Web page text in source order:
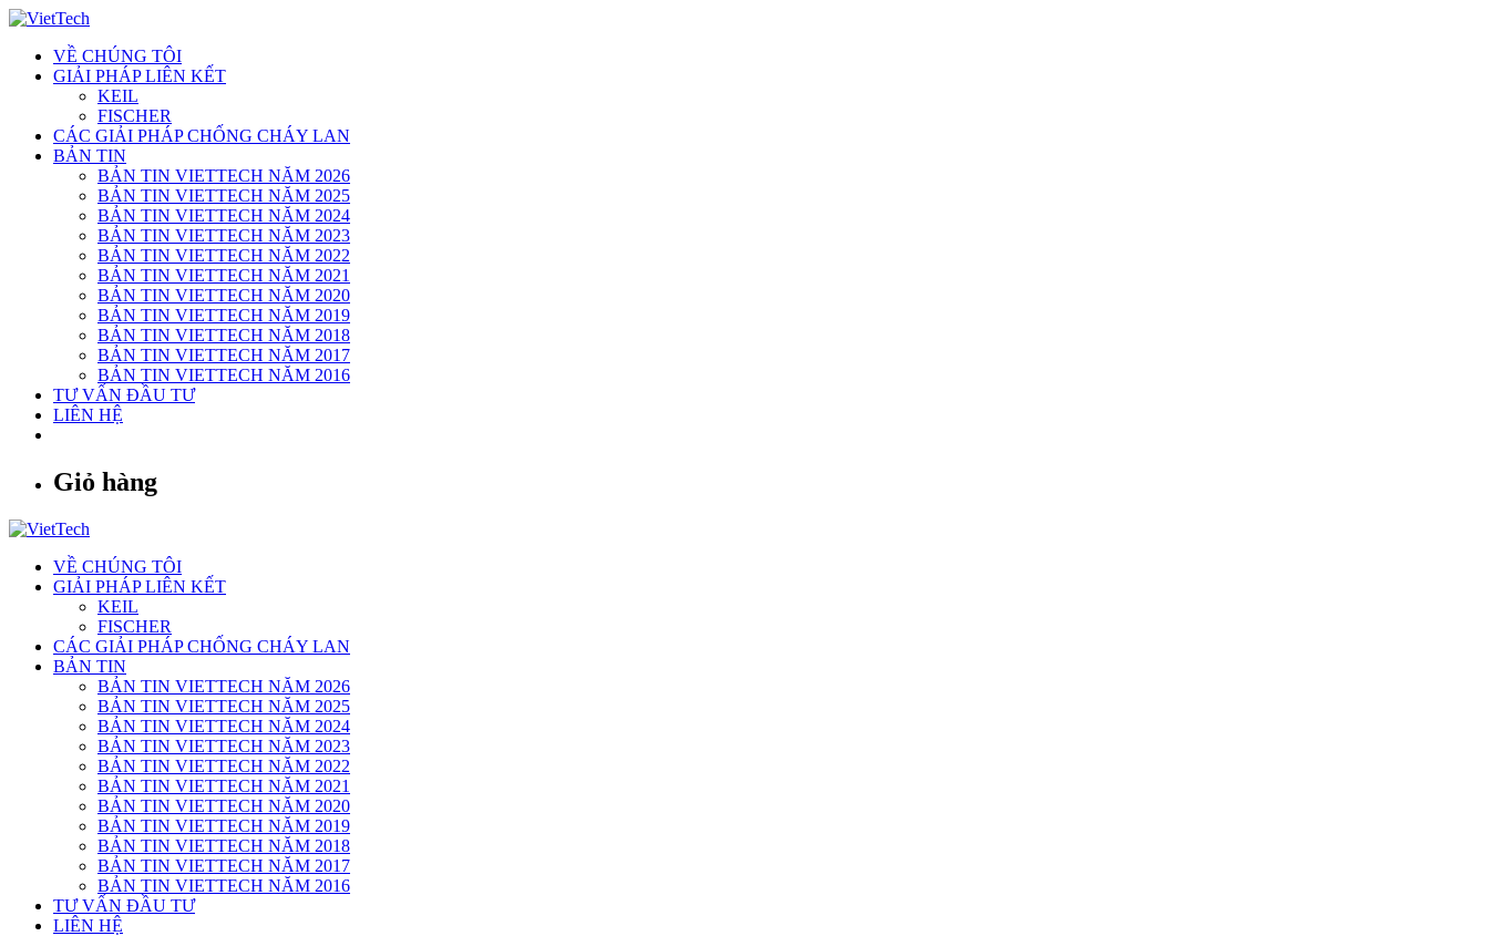
Skip
contentVỀ CHÚNG TÔI
GIẢI PHÁP LIÊN KẾT
KEIL
FISCHER
CÁC GIẢI PHÁP CHỐNG CHÁY LAN
BẢN TIN
BẢN TIN VIETTECH NĂM 2026
BẢN TIN VIETTECH NĂM 2025
BẢN TIN VIETTECH NĂM 2024
BẢN TIN VIETTECH NĂM 2023
BẢN TIN VIETTECH NĂM 2022
BẢN TIN VIETTECH NĂM 2021
BẢN TIN VIETTECH NĂM 2020
BẢN TIN VIETTECH NĂM 2019
BẢN TIN VIETTECH NĂM 2018
BẢN TIN VIETTECH NĂM 2017
BẢN TIN VIETTECH NĂM 2016
TƯ VẤN ĐẦU TƯ
LIÊN HỆ
Giỏ hàng
VỀ CHÚNG TÔI
GIẢI PHÁP LIÊN KẾT
KEIL
FISCHER
CÁC GIẢI PHÁP CHỐNG CHÁY LAN
BẢN TIN
BẢN TIN VIETTECH NĂM 2026
BẢN TIN VIETTECH NĂM 2025
BẢN TIN VIETTECH NĂM 2024
BẢN TIN VIETTECH NĂM 2023
BẢN TIN VIETTECH NĂM 2022
BẢN TIN VIETTECH NĂM 2021
BẢN TIN VIETTECH NĂM 2020
BẢN TIN VIETTECH NĂM 2019
BẢN TIN VIETTECH NĂM 2018
BẢN TIN VIETTECH NĂM 2017
BẢN TIN VIETTECH NĂM 2016
TƯ VẤN ĐẦU TƯ
LIÊN HỆ